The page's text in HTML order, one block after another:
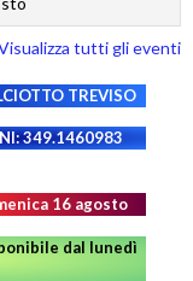
tutti gli eventi
TREVISO
349.1460983
16 agosto
dal lunedì